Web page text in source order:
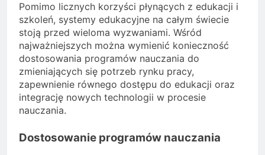
Pomimo licznych korzyści płynących z edukacji i
szkoleń, systemy edukacyjne na całym świecie
stoją przed wieloma wyzwaniami. Wśród
najważniejszych można wymienić konieczność
dostosowania programów nauczania do
zmieniających się potrzeb rynku pracy,
zapewnienie równego dostępu do edukacji oraz
integrację nowych technologii w procesie
nauczania.
Dostosowanie programów nauczania